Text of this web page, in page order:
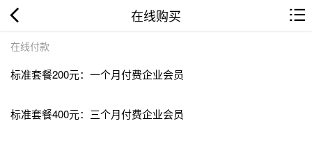
在线购买
在线付款
标准套餐200元：一个月付费企业会员
标准套餐400元：三个月付费企业会员